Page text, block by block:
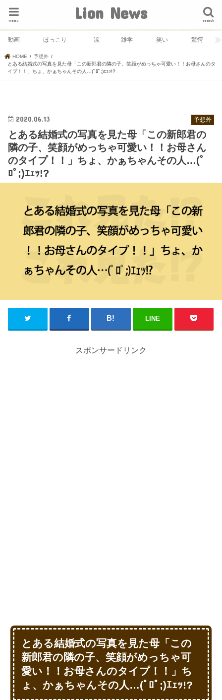
Lion News search
menu
動画 ほっこり 涙 雑学 笑い 驚愕
HOME
予想外
とある結婚式の写真を見た母「この新郎君の隣の子、笑顔がめっちゃ可愛い！！お母さんのタ
イプ！！」ちょ、かぁちゃんその人…(ﾟﾛﾟ;)ｴｪｯ!?
予想外
2020.06.13
とある結婚式の写真を見た母「この新郎君の
隣の子、笑顔がめっちゃ可愛い！！お母さん
のタイプ！！」ちょ、かぁちゃんその人…(ﾟ
ﾛﾟ;)ｴｪｯ!?
LINE
スポンサードリンク
とある結婚式の写真を見た母「この
新郎君の隣の子、笑顔がめっちゃ可
愛い！！お母さんのタイプ！！」ち
ょ、かぁちゃんその人…(ﾟﾛﾟ;)ｴｪｯ!?